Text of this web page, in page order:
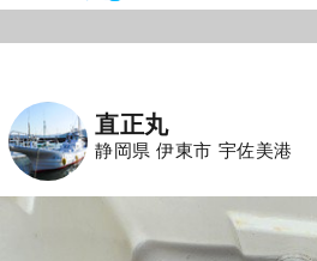
直正丸
静岡県 伊東市 宇佐美港